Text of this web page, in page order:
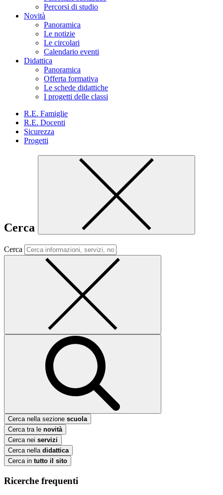
Percorsi di studio
Novità
Panoramica
Le notizie
Le circolari
Calendario eventi
Didattica
Panoramica
Offerta formativa
Le schede didattiche
I progetti delle classi
R.E. Famiglie
R.E. Docenti
Sicurezza
Progetti
Cerca
Cerca
Cerca nella sezione scuola
Cerca tra le novità
Cerca nei servizi
Cerca nella didattica
Cerca in tutto il sito
Ricerche frequenti